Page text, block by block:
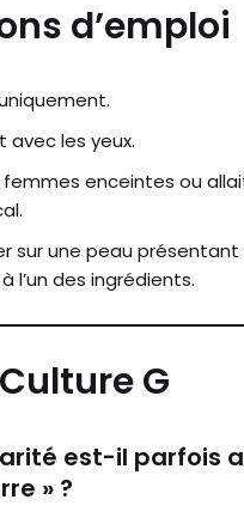
d’emploi
avec les yeux.
femmes enceintes ou
sur une peau présentant
l’un des ingrédients.
G
est-il parfois
» ?